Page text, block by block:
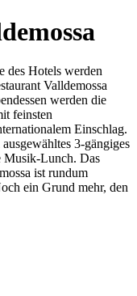
des Hotels werden
Valldemossa
werden die
feinsten
Einschlag.
3-gängiges
Musik-Lunch. Das
ist rundum
ein Grund mehr, den